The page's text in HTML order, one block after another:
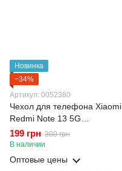
Новинка
−34%
Артикул: 0052380
Чехол для телефона Xiaomi
Redmi Note 13 5G
карбоновый
противоударный с высокими
бортами черный
199 грн 300 грн
В наличии
Оптовые цены